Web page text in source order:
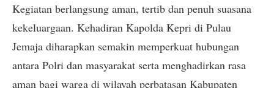
Kegiatan berlangsung aman, tertib dan penuh suasana
kekeluargaan. Kehadiran Kapolda Kepri di Pulau
Jemaja diharapkan semakin memperkuat hubungan
antara Polri dan masyarakat serta menghadirkan rasa
aman bagi warga di wilayah perbatasan Kabupaten